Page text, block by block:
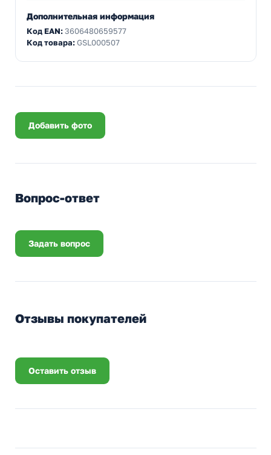
Дополнительная информация
Код EAN:3606480659577
Код товара:GSL000507
Добавить фото
Вопрос-ответ
Задать вопрос
Отзывы покупателей
Оставить отзыв